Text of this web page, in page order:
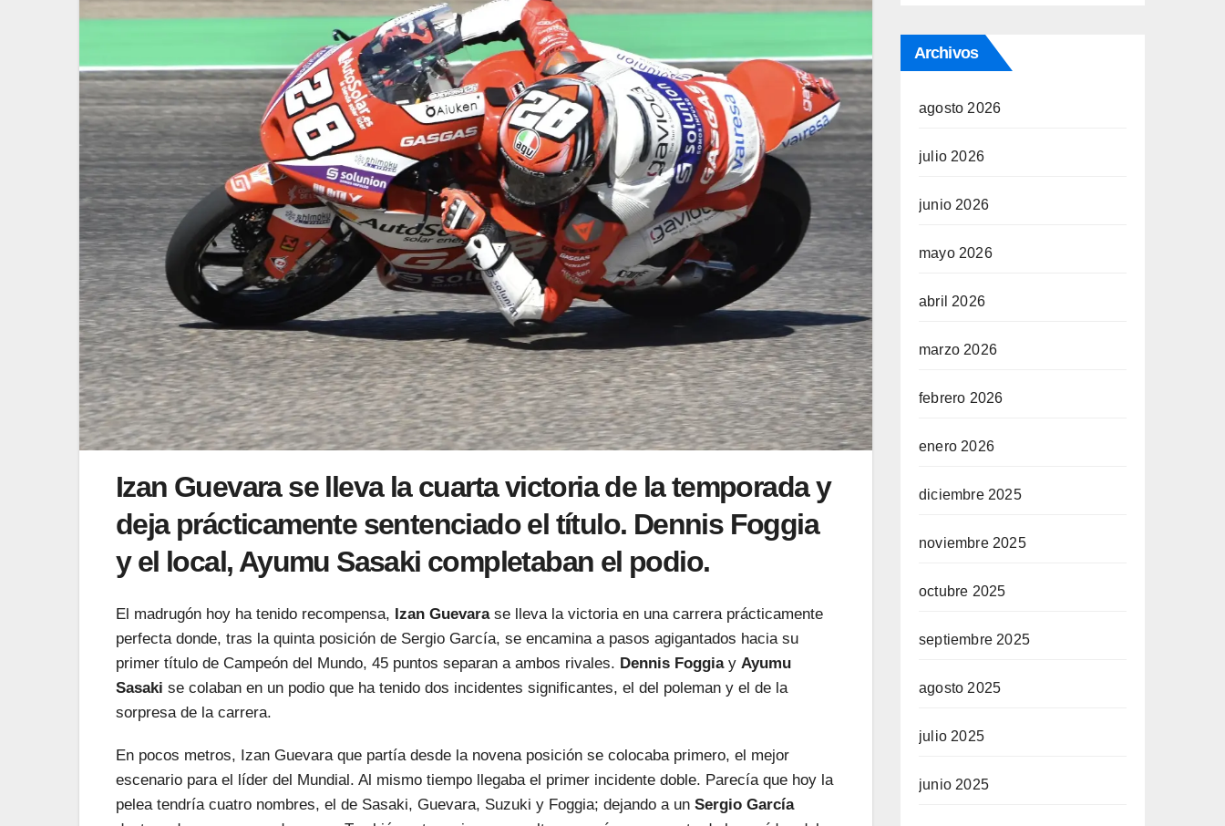
Izan Guevara se lleva la cuarta victoria de la temporada y
deja prácticamente sentenciado el título. Dennis Foggia
y el local, Ayumu Sasaki completaban el podio.
El madrugón hoy ha tenido recompensa, Izan Guevarase lleva la victoria en una carrera prácticamente
perfecta donde, tras la quinta posición de Sergio García, se encamina a pasos agigantados hacia su
primer título de Campeón del Mundo, 45 puntos separan a ambos rivales. Dennis Foggiay Ayumu
Sasaki se colaban en un podio que ha tenido dos incidentes significantes, el del poleman y el de la
sorpresa de la carrera.
En pocos metros, Izan Guevara que partía desde la novena posición se colocaba primero, el mejor
escenario para el líder del Mundial. Al mismo tiempo llegaba el primer incidente doble. Parecía que hoy la
pelea tendría cuatro nombres, el de Sasaki, Guevara, Suzuki y Foggia; dejando a un Sergio García
Archivos
agosto 2026
julio 2026
junio 2026
mayo 2026
abril 2026
marzo 2026
febrero 2026
enero 2026
diciembre 2025
noviembre 2025
octubre 2025
septiembre 2025
agosto 2025
julio 2025
junio 2025